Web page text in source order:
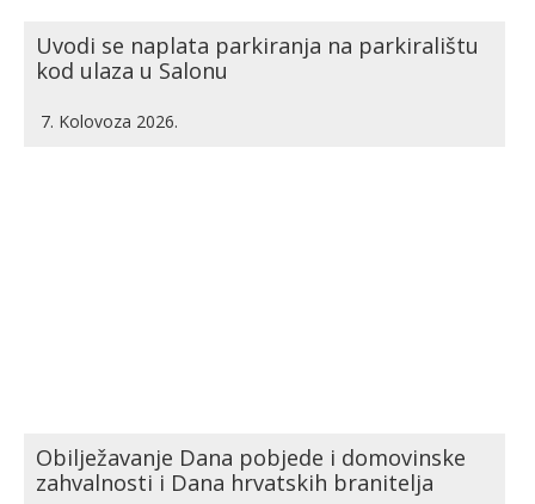
Uvodi se naplata parkiranja na parkiralištu
kod ulaza u Salonu
7. Kolovoza 2026.
Obilježavanje Dana pobjede i domovinske
zahvalnosti i Dana hrvatskih branitelja